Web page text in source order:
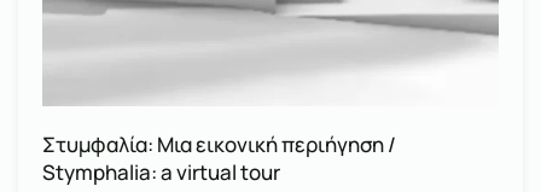
Στυμφαλία: Μια εικονική περιήγηση /
Stymphalia: a virtual tour